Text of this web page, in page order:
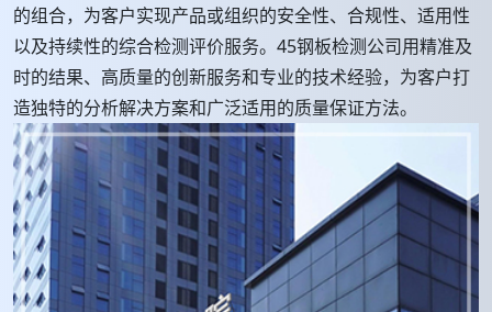
的组合，为客户实现产品或组织的安全性、合规性、适用性
以及持续性的综合检测评价服务。45钢板检测公司用精准及
时的结果、高质量的创新服务和专业的技术经验，为客户打
造独特的分析解决方案和广泛适用的质量保证方法。